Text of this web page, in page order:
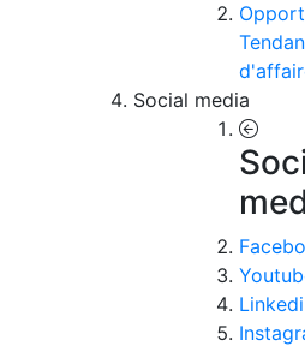
Social media